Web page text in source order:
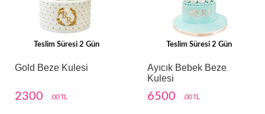
Teslim Süresi 2 Gün
Gold Beze Kulesi
2300 ,00 TL
Teslim Süresi 2 Gün
Ayıcık Bebek Beze
Kulesi
6500 ,00 TL